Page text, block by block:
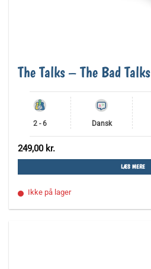
The Talks – The Bad Talks
2 - 6 Dansk
249,00 kr.
LÆS MERE
Ikke på lager